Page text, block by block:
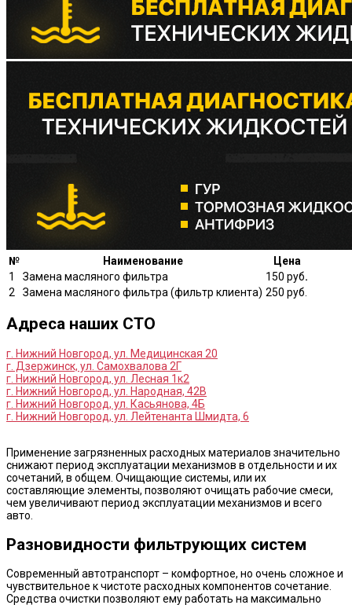
№ Наименование
Цена
1
Замена масляного фильтра 150 руб.
2
Замена масляного фильтра (фильтр клиента) 250 руб.
Адреса наших СТО
г. Нижний Новгород, ул. Медицинская 20
г. Дзержинск, ул. Самохвалова 2Г
г. Нижний Новгород, ул. Лесная 1к2
г. Нижний Новгород, ул. Народная, 42В
г. Нижний Новгород, ул. Касьянова, 4Б
г. Нижний Новгород, ул. Лейтенанта Шмидта, 6
Применение загрязненных расходных материалов значительно
снижают период эксплуатации механизмов в отдельности и их
сочетаний, в общем. Очищающие системы, или их
составляющие элементы, позволяют очищать рабочие смеси,
чем увеличивают период эксплуатации механизмов и всего
авто.
Разновидности фильтрующих систем
Современный автотранспорт – комфортное, но очень сложное и
чувствительное к чистоте расходных компонентов сочетание.
Средства очистки позволяют ему работать на максимально